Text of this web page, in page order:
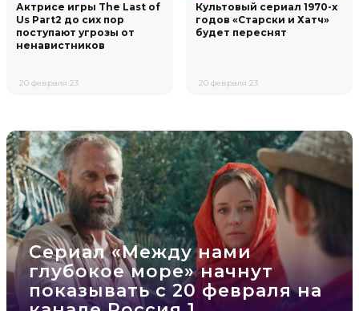
Актрисе игры The Last of
Us Part2 до сих пор
поступают угрозы от
ненавистников
20 февраля 23
Культовый сериал 1970-х
годов «Старски и Хатч»
будет переснят
20 февраля 23
Сериал «Между нами
глубокое море» начнут
показывать с 20 февраля на